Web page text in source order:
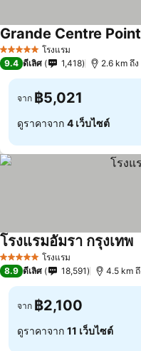
5 ดาว โรงแรม
Grande Centre
9.4 ดีเลิศ 1,418 2.6 km ถึ
จาก ฿5,021
ดูราคาจาก 4 เว็บไซต์
5 ดาว โรงแรม
โรงแรมอัมรา กรุงเทพ
8.9 ดีเลิศ 18,591 4.5 km
จาก ฿2,100
ดูราคาจาก 11 เว็บไซต์